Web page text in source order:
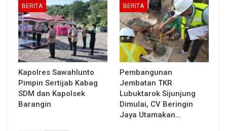
BERITA
Kapolres Sawahlunto
Pimpin Sertijab Kabag
SDM dan Kapolsek
Barangin
BERITA
Pembangunan
Jembatan TKR
Lubuktarok Sijunjung
Dimulai, CV Beringin
Jaya Utamakan…